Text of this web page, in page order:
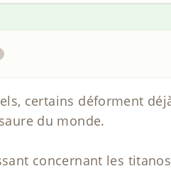
certains déforment
du monde.
concernant les